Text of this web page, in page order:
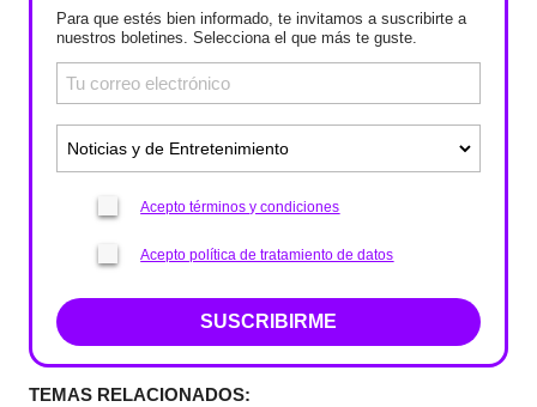
Para que estés bien informado, te invitamos a suscribirte a
nuestros boletines. Selecciona el que más te guste.
Acepto términos y condiciones
Acepto política de tratamiento de datos
SUSCRIBIRME
TEMAS RELACIONADOS: